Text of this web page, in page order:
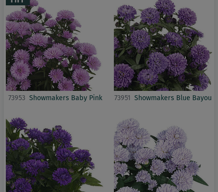
73953 Showmakers Baby Pink 73951 Showmakers Blue Bayou